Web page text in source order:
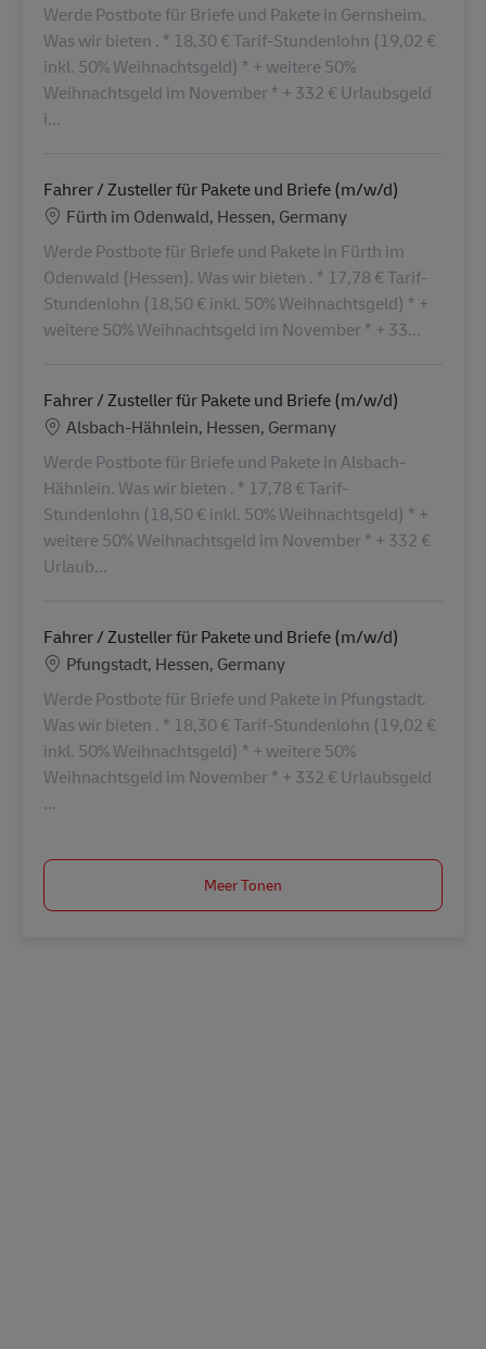
Werde Postbote für Briefe und Pakete in Gernsheim.
Was wir bieten . * 18,30 € Tarif-Stundenlohn (19,02 €
inkl. 50% Weihnachtsgeld) * + weitere 50%
Weihnachtsgeld im November * + 332 € Urlaubsgeld
i...
Fahrer / Zusteller für Pakete und Briefe (m/w/d)
Locatie
Fürth im Odenwald, Hessen, Germany
Werde Postbote für Briefe und Pakete in Fürth im
Odenwald (Hessen). Was wir bieten . * 17,78 € Tarif-
Stundenlohn (18,50 € inkl. 50% Weihnachtsgeld) * +
weitere 50% Weihnachtsgeld im November * + 33...
Fahrer / Zusteller für Pakete und Briefe (m/w/d)
Locatie
Alsbach-Hähnlein, Hessen, Germany
Werde Postbote für Briefe und Pakete in Alsbach-
Hähnlein. Was wir bieten . * 17,78 € Tarif-
Stundenlohn (18,50 € inkl. 50% Weihnachtsgeld) * +
weitere 50% Weihnachtsgeld im November * + 332 €
Urlaub...
Fahrer / Zusteller für Pakete und Briefe (m/w/d)
Locatie
Pfungstadt, Hessen, Germany
Werde Postbote für Briefe und Pakete in Pfungstadt.
Was wir bieten . * 18,30 € Tarif-Stundenlohn (19,02 €
inkl. 50% Weihnachtsgeld) * + weitere 50%
Weihnachtsgeld im November * + 332 € Urlaubsgeld
...
Meer Tonen